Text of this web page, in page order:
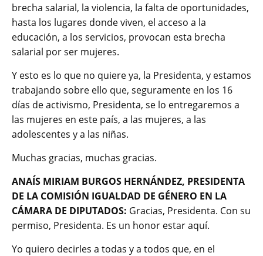
brecha salarial, la violencia, la falta de oportunidades,
hasta los lugares donde viven, el acceso a la
educación, a los servicios, provocan esta brecha
salarial por ser mujeres.
Y esto es lo que no quiere ya, la Presidenta, y estamos
trabajando sobre ello que, seguramente en los 16
días de activismo, Presidenta, se lo entregaremos a
las mujeres en este país, a las mujeres, a las
adolescentes y a las niñas.
Muchas gracias, muchas gracias.
ANAÍS MIRIAM BURGOS HERNÁNDEZ, PRESIDENTA
DE LA COMISIÓN IGUALDAD DE GÉNERO EN LA
CÁMARA DE DIPUTADOS: Gracias, Presidenta. Con su
permiso, Presidenta. Es un honor estar aquí.
Yo quiero decirles a todas y a todos que, en el